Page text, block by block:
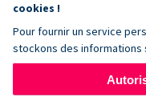
cookies !
Pour fournir un service
stockons des informations